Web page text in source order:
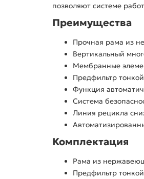
позволяют системе
Преимущества
Прочная рама из
Вертикальный
Мембранные
Предфильтр
Функция
Система
Линия рецикла
Комплектация
Рама из
Предфильтр